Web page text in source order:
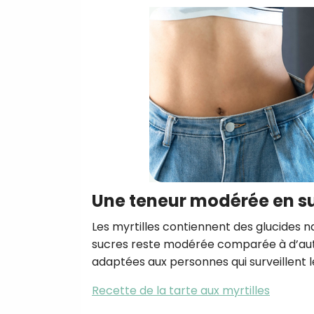
Une teneur modérée en
Les myrtilles contiennent des glucides
sucres reste modérée comparée à
adaptées aux personnes qui surveillent
Recette de la tarte aux myrtilles